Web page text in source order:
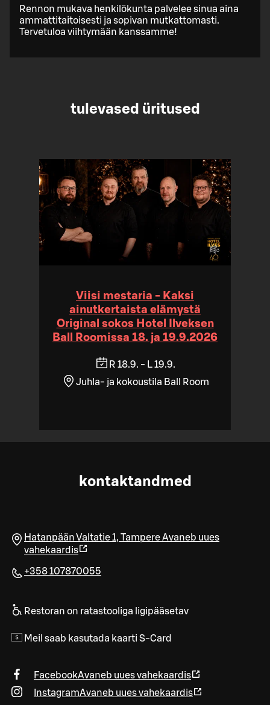
Rennon mukava henkilökunta palvelee sinua aina
ammattitaitoisesti ja sopivan mutkattomasti.
Tervetuloa viihtymään kanssamme!
tulevased üritused
Viisi mestaria - Kaksi
ainutkertaista elämystä
Original sokos Hotel Ilveksen
Ball Roomissa 18. ja 19.9.2026
R 18.9. - L 19.9.
Juhla- ja kokoustila Ball Room
kontaktandmed
Hatanpään Valtatie 1, TampereAvaneb uues
vahekaardis
+358 107870055
Restoran on ratastooliga ligipääsetav
Meil saab kasutada kaarti S-Card
FacebookAvaneb uues vahekaardis
InstagramAvaneb uues vahekaardis